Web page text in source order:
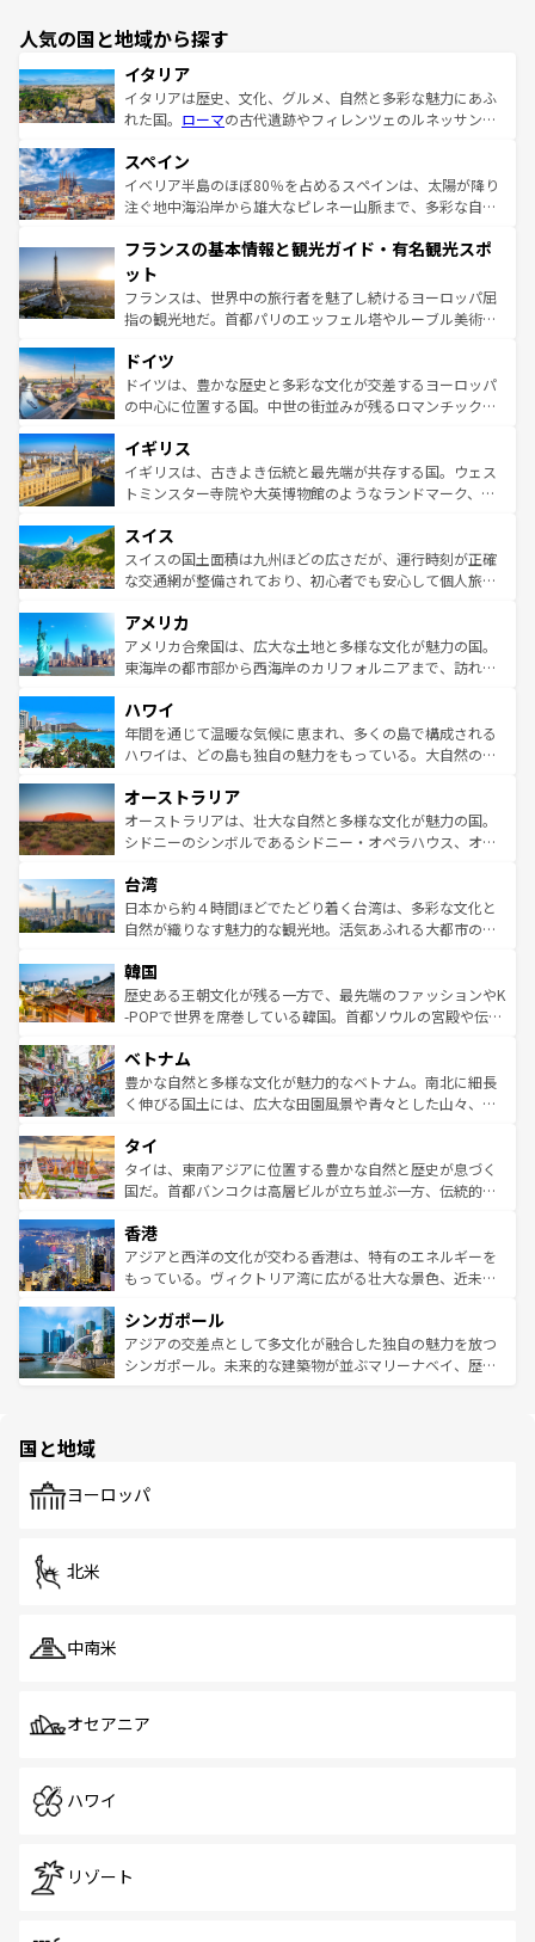
人気の国と地域から探す
イタリア
イタリアは歴史、文化、グルメ、自然と多彩な魅力にあふ
れた国。 ローマの古代遺跡やフィレンツェのルネッサンス
ろん、トスカーナの美しい田園風景やアマルフィ海岸の絶
景など、自然景観も見逃せない。観光の合間には、本場の
ピザやパスタなど、絶品のイタリア料理を堪能することも
ませてくれるイタリアで、忘れられない旅をしてみよう！
なお、新着のイタリア情報は
しい。
スペイン
イベリア半島のほぼ80％を占めるスペインは、太陽が降り
注ぐ地中海沿岸から雄大なピレネー山脈まで、多彩な自然
文化が根付くこの国では、情熱的なフラメンコ、熱気あふ
れる闘牛、そして美味しいタパスが生活の一部となってい
る。首都マドリードの洗練された雰囲気や、バルセロナの
アートに溢れた街角から、地方では古代ローマ遺跡や中世
せる。地方によって風土や気候が異なるスペインはその個
性で訪れる人を魅了する。 なお、新着のスペイン情報は コ
ンテンツ一覧を参照してほしい。
フランスの基本情報と観光ガイド・有名観光スポ
ット
フランスは、世界中の旅行者を魅了し続けるヨーロッパ屈
指の観光地だ。首都パリのエッフェル塔やルーブル美術館
で、幅広い魅力が詰まっている。華麗な宮殿、歴史的な大
聖堂、美しいビーチ、そして豊かな自然が、訪れる者を心
から魅了する。また、フランスは美食の国としても知ら
いる。シャンパンの発祥地であるランス、プロヴァンスの
香り高いラベンダー畑など、多彩な楽しみ方が可能だ。さ
らに、パリ以外の地域にも魅力が溢れており、どの街角に
れる地方に足を運ぶとそれぞれで全く異なる文化を体験で
きるだろう。 なお、新着のフランス情報はコンテンツ一覧
を参照してほしい。
ドイツ
ドイツは、豊かな歴史と多彩な文化が交差するヨーロッパ
の中心に位置する国。中世の街並みが残るロマンチック街
顔を持つこの国は、どこを歩いても飽きることがない。ベ
ルリンの文化的活気、バイエルン州のアルプスの絶景、そ
してライン川沿いのワイン畑といった風景は必見。ビール
は、お酒好きな人にはぜひ体験してほしい。 なお、新着の
ドイツ情報はコンテンツ一覧を参照してほしい。
イギリス
イギリスは、古きよき伝統と最先端が共存する国。ウェス
トミンスター寺院や大英博物館のようなランドマーク、歴
リアごとに異なる魅力がある。また、優雅なアフタヌーン
ティー、ビール好きにはたまらない英国パブ、サッカー観
戦など、本場だからこそできる体験も豊富。イギリスを旅
ンツ一覧を参照してほしい。
スイス
スイスの国土面積は九州ほどの広さだが、運行時刻が正確
な交通網が整備されており、初心者でも安心して個人旅行
の建物がそのまま残る町や、スイスならではのユニークな
博物館もあり、アルプス観光だけでなく町歩きも満喫する
ことができる。国民の所得が高いため物価も高いが、旅行
ば市内交通費無料で観光を楽しむこともできる。 なお、新
着のスイス情報はコンテンツ一覧 を参照してほしい。
アメリカ
アメリカ合衆国は、広大な土地と多様な文化が魅力の国。
東海岸の都市部から西海岸のカリフォルニアまで、訪れる
のような巨大都市は、観光、ショッピング、エンターテイ
ンメントが詰まった刺激的なスポットだ。一方、アメリカ
西部には大自然が広がり、グランドキャニオンやイエロー
部のニューオーリンズでは、音楽と美食が融合した独特の
文化が魅力。旅行者はアメリカの各地域で異なる魅力を楽
しみながら、その多様性と豊かな歴史を感じることができ
ならではの贅沢な旅のスタイルだ。 なお、新着のアメリカ
情報はコンテンツ一覧を参照してほしい。
ハワイ
年間を通じて温暖な気候に恵まれ、多くの島で構成される
ハワイは、どの島も独自の魅力をもっている。大自然の神
ワイ島は見逃せない。また、定番の観光地といえばオアフ
島だが、静かな自然を求めるならマウイ島やカウアイ島が
おすすめ。エメラルドグリーンに輝く海をはじめ、豊かな
れるおもてなしの心で訪れる人々を迎えてくれるハワイの
人々、おいしいローカルフードやハワイアンミュージッ
ク、伝統的なフラダンスなど、すべてがハワイの魅力を彩
ワイを、存分に味わってほしい。 なお、新着のハワイ情報
はコンテンツ一覧を参照してほしい。
オーストラリア
オーストラリアは、壮大な自然と多様な文化が魅力の国。
シドニーのシンボルであるシドニー・オペラハウス、オー
リアリーフや大陸中央部にそびえるウルル（エアーズロッ
ク）、タスマニアの美しい原生林やケアンズの熱帯雨林な
ど、見どころがたくさん。また、カフェやワイン、オージ
いる。アクティビティも充実しており、サーフィンやダイ
ビング、ハイキングなど、アウトドア好きにはたまらな
い。オーストラリアの多彩な魅力を存分に味わいつくそ
参照してほしい。
台湾
日本から約４時間ほどでたどり着く台湾は、多彩な文化と
自然が織りなす魅力的な観光地。活気あふれる大都市の台
ン）、静ひつな山岳地帯である台湾東部など、都市の喧騒
と山間の静けさが共存しており、訪れる人に新しい発見と
驚きをもたらしてくれる。また、奥深い台湾の食文化も魅
容にもいいと評判のスイーツなど、バラエティ豊かな料理
が味わえる。 なお、新着の台湾情報は コンテンツ一覧を参
照してほしい。
韓国
歴史ある王朝文化が残る一方で、最先端のファッションやK
-POPで世界を席巻している韓国。首都ソウルの宮殿や伝統
き、地方に足を延ばせば四季折々の自然美を楽しむことが
できる。そして、キムチや焼肉、絶品のストリートフード
まで、さまざまな韓国料理が待っている。夜には、韓国な
リティに包まれながら、韓国の多彩な魅力を心ゆくまで味
わってみてほしい。 なお、新着の韓国情報はコンテンツ一
覧を参照してほしい。
ベトナム
豊かな自然と多様な文化が魅力的なベトナム。南北に細長
く伸びる国土には、広大な田園風景や青々とした山々、世
急速な発展と共に伝統が息づく。ハノイの古い町並みやホ
ーチミン市のフランス統治時代の建物も、独特の雰囲気を
醸し出している。また、バラエティの豊かさとおいしさで
とつ。フォーやバインミー、ベトナムコーヒーなどは、ぜ
ひ現地で味わいたい。どの地域を訪れてもあたたかい人々
が旅行者を迎えてくれるので、きっと忘れられない旅にな
参照してほしい。
タイ
タイは、東南アジアに位置する豊かな自然と歴史が息づく
国だ。首都バンコクは高層ビルが立ち並ぶ一方、伝統的な
の活気が交差している。北部ではチェンマイなどの山岳地
帯で自然と触れ合い、南部ではプーケットやクラビの美し
いビーチでリゾート気分を楽しむことができる。タイ料理
激する。気候は一年中温暖で、どの季節にも異なる楽しみ
が待っている。親しみやすいタイの人々、仏教を中心とし
た文化、そして多様な観光資源が、訪れる旅人を魅了し続
香港
アジアと西洋の文化が交わる香港は、特有のエネルギーを
もっている。ヴィクトリア湾に広がる壮大な景色、近未来
み、どこを訪れても感動するはず。観光スポットが密集し
ており、効率よく見どころを回れるのも魅力。息をのむよ
うな絶景から文化的な体験まで、香港を存分に楽しみ尽く
シンガポール
アジアの交差点として多文化が融合した独自の魅力を放つ
シンガポール。未来的な建築物が並ぶマリーナベイ、歴史
で、ホーカーズは地元の風情を楽しめる外せないスポット
国と地域
ヨーロッパ
北米
中南米
オセアニア
ハワイ
リゾート